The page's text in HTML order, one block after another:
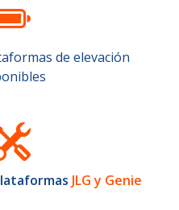
de elevación
JLG y Genie